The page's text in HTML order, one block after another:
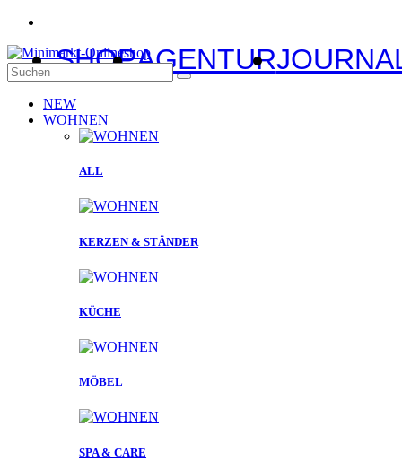
SHOPAGENTUR
NEW
WOHNEN
ALL
KERZEN & STÄNDER
KÜCHE
MÖBEL
SPA & CARE